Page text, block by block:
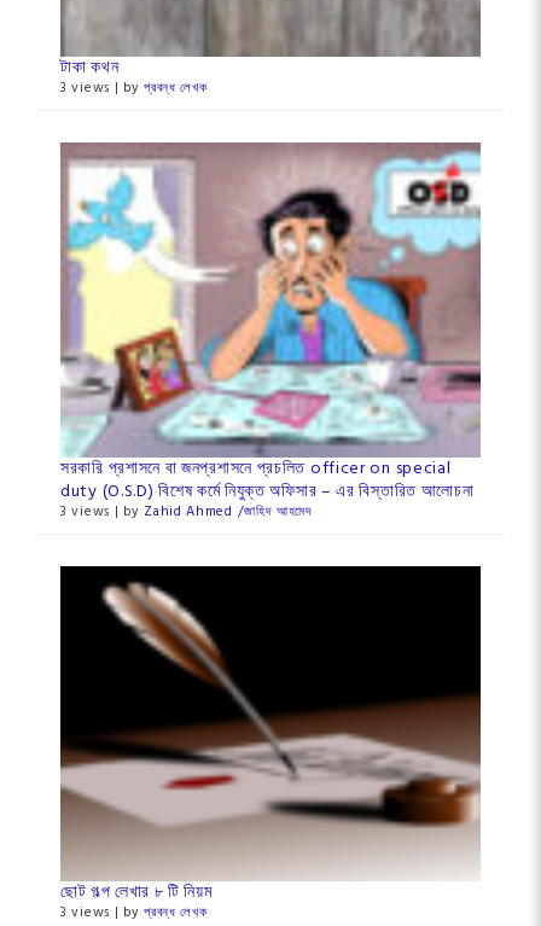
টাকা কথন
3 views | byপ্রবন্ধ লেখক
সরকারি প্রশাসনে বা জনপ্রশাসনে প্রচলিত officer on special
duty (O.S.D) বিশেষ কর্মে নিযুক্ত অফিসার – এর বিস্তারিত আলোচনা
3 views | by Zahid Ahmed /জা‌হিদ আহমেদ
ছোট গল্প লেখার ৮ টি নিয়ম
3 views | byপ্রবন্ধ লেখক